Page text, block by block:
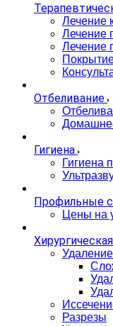
Лечение
Лечение
Лечение
Отбеливание
Гигиена
Гигиена
Профильные
Цены на
Разрезы